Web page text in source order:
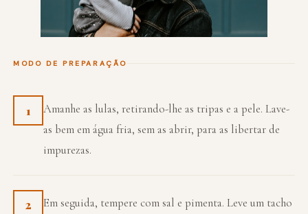
MODO DE PREPARAÇÃO
1
Amanhe as lulas, retirando-lhe as tripas e a pele. Lave-
as bem em água fria, sem as abrir, para as libertar de
impurezas.
2
Em seguida, tempere com sal e pimenta. Leve um tacho